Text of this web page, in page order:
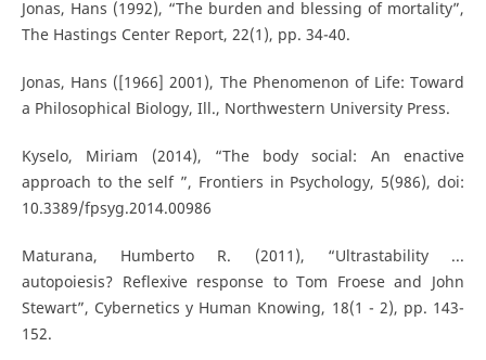
Jonas, Hans (1992), “The burden and blessing of mortality”,
The Hastings Center Report, 22(1), pp. 34-40.
Jonas, Hans ([1966] 2001), The Phenomenon of Life: Toward
a Philosophical Biology, Ill., Northwestern University Press.
Kyselo, Miriam (2014), “The body social: An enactive
approach to the self ”, Frontiers in Psychology, 5(986), doi:
10.3389/fpsyg.2014.00986
Maturana, Humberto R. (2011), “Ultrastability ...
autopoiesis? Reflexive response to Tom Froese and John
Stewart”, Cybernetics y Human Knowing, 18(1 - 2), pp. 143-
152.